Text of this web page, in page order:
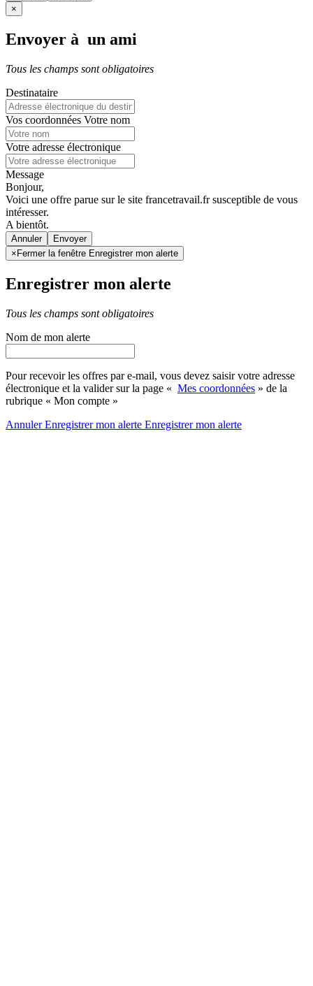
×
Envoyer à un ami
Tous les champs sont obligatoires
Destinataire
Vos coordonnées Votre nom
Votre adresse électronique
Message
Bonjour,
Voici une offre parue sur le site francetravail.fr susceptible de vous
intéresser.
A bientôt.
Annuler
× Fermer la fenêtre Enregistrer mon alerte
Enregistrer mon alerte
Tous les champs sont obligatoires
Nom de mon alerte
Pour recevoir les offres par e-mail, vous devez saisir votre adresse
électronique et la valider sur la page « Mes coordonnées » de la
rubrique « Mon compte »
AnnulerEnregistrer mon alerte Enregistrermon alerte